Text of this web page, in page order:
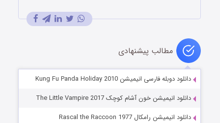
مطالب پیشنهادی
دانلود دوبله فارسی انیمیشن Kung Fu Panda Holiday 2010
دانلود انیمیشن خون آشام کوچک The Little Vampire 2017
دانلود انیمیشن رامکال Rascal the Raccoon 1977